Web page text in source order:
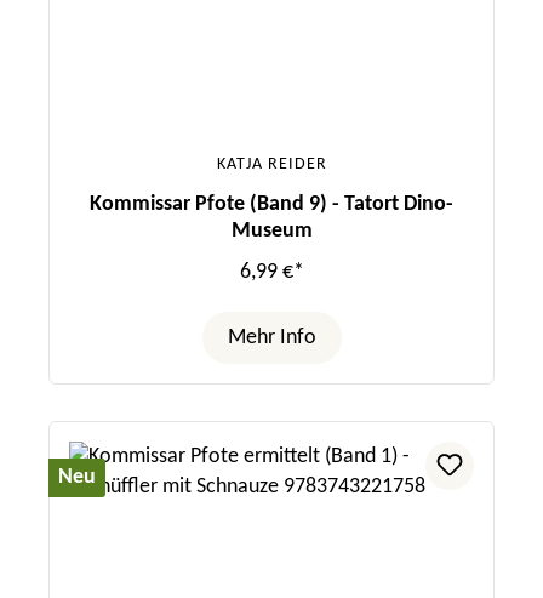
KATJA REIDER
Kommissar Pfote (Band 9) - Tatort Dino-
Museum
6,99 €*
Mehr Info
Neu